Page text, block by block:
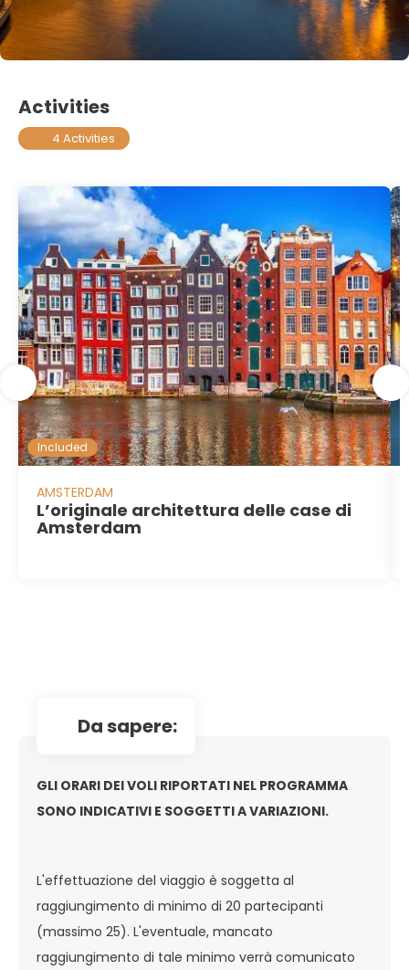
Activities
4 Activities
Included
AMSTERDAM
L’originale architettura delle case di
Amsterdam
da sapere:
GLI ORARI DEI VOLI RIPORTATI NEL PROGRAMMA
SONO INDICATIVI E SOGGETTI A VARIAZIONI.
L'effettuazione del viaggio è soggetta al
raggiungimento di minimo di 20 partecipanti
(massimo 25). L'eventuale, mancato
raggiungimento di tale minimo verrà comunicato